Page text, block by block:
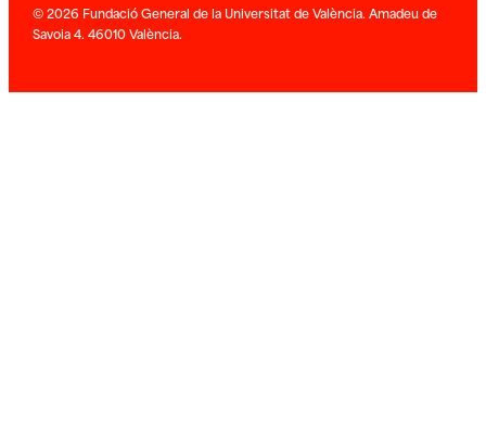
© 2026 Fundació General de la Universitat de València. Amadeu de
Savoia 4. 46010 València.